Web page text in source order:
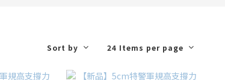
Sort by 24 Items per page